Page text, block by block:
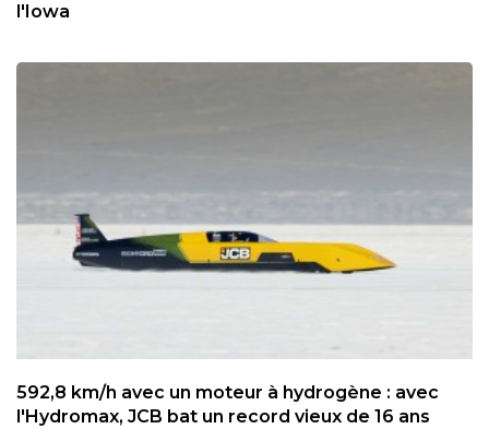
l'Iowa
592,8 km/h avec un moteur à hydrogène : avec
l'Hydromax, JCB bat un record vieux de 16 ans